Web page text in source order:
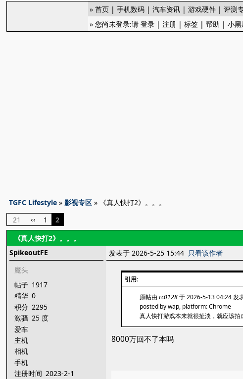
»首页 |手机数码 |汽车资讯 |游戏硬件 |评测
» 您尚未登录:请登录 |注册 |标签 |帮助 |小黑
TGFC Lifestyle »影视专区 » 《真人快打2》。。。
21
‹‹ 1
2
《真人快打2》。。。
SpikeoutFE
魔头
帖子 1917
精华 0
积分 2295
激骚 25 度
爱车
主机
相机
手机
注册时间 2023-2-1
发表于 2026-5-25 15:44 只看该作者
引用:
原帖由cc0128于 2026-5-13 04:24 发
posted by wap, platform: Chrome
真人快打游戏本来就很扯淡，就应该
8000万回不了本吗